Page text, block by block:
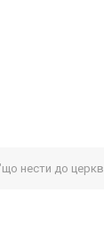
нести до